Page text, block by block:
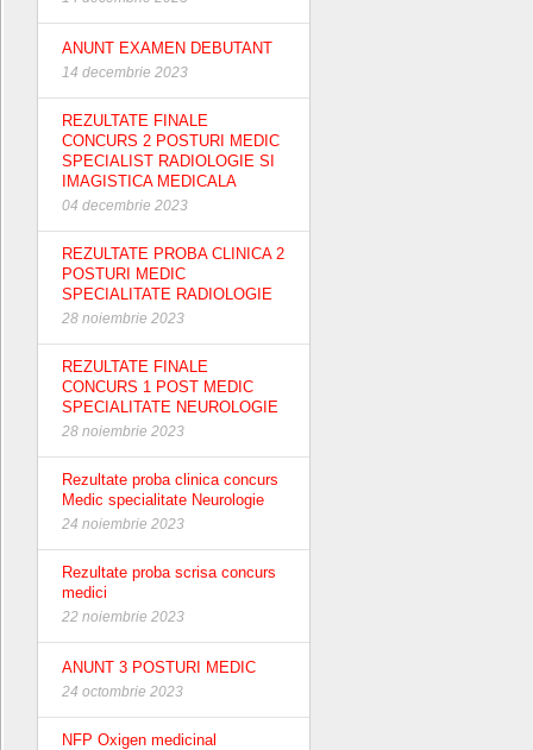
ANUNT EXAMEN DEBUTANT
14 decembrie 2023
REZULTATE FINALE
CONCURS 2 POSTURI MEDIC
SPECIALIST RADIOLOGIE SI
IMAGISTICA MEDICALA
04 decembrie 2023
REZULTATE PROBA CLINICA 2
POSTURI MEDIC
SPECIALITATE RADIOLOGIE
28 noiembrie 2023
REZULTATE FINALE
CONCURS 1 POST MEDIC
SPECIALITATE NEUROLOGIE
28 noiembrie 2023
Rezultate proba clinica concurs
Medic specialitate Neurologie
24 noiembrie 2023
Rezultate proba scrisa concurs
medici
22 noiembrie 2023
ANUNT 3 POSTURI MEDIC
24 octombrie 2023
NFP Oxigen medicinal